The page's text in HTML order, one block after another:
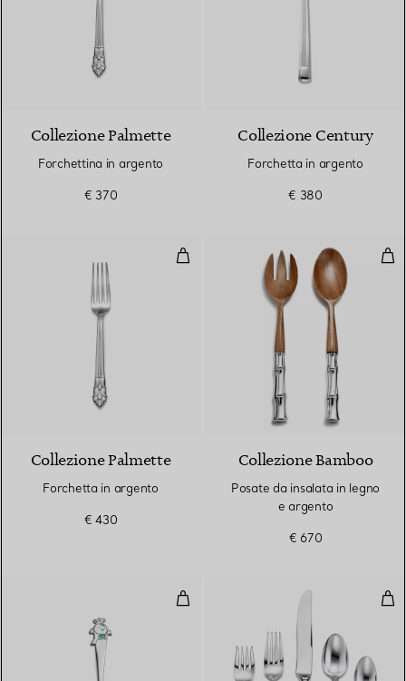
Collezione Palmette
Forchettina in argento
€ 370
Collezione Century
Forchetta in argento
€ 380
Forchetta in argento
Collezione Palmette
Forchetta in argento
€ 430
Collezione Bamboo
Posate da insalata in legno
e argento
€ 670
Forchetta Baby Bird in argento